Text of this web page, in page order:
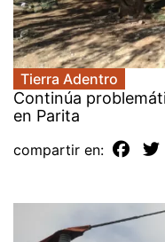
Tierra Adentro
Continúa
en Parita
compartir en: